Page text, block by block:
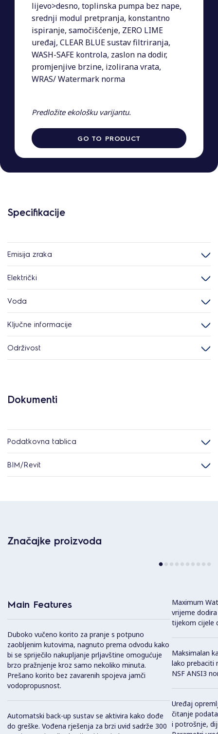
lijevo>desno, toplinska pumpa bez nape,
srednji modul pretpranja, konstantno
ispiranje, samočišćenje, ZERO LIME
uređaj, CLEAR BLUE sustav filtriranja,
WASH-SAFE kontrola, zaslon na dodir,
promjenjive brzine, izolirana vrata,
WRAS/ Watermark norma
Predložite ekološku varijantu.
GO TO PRODUCT
Specifikacije
Emisija zraka
Električki
Voda
Ključne informacije
Održivost
Dokumenti
Podatkovna tablica
BIM/Revit
Značajke proizvoda
Main Features
Duboko vučeno korito za pranje s potpuno
zaobljenim kutovima, nagnuto prema odvodu kako
bi se spriječilo nakupljanje prljavštine omogućuje
brzo pražnjenje kroz samo nekoliko minuta.
Prešano korito bez zavarenih spojeva jamči
vodopropusnost.
Automatski back-up sustav se aktivira kako dođe
do greške. Vođena rješenja za brzi uvid sadrže 300
Maximum
vrijeme
tijekom cijele
Maksimalan
lako prebaciti
NSF ANSI3
Uređaj
čitanje
i potrošnje,